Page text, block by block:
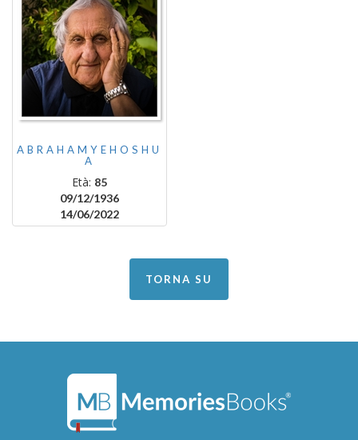
ABRAHAMYEHOSHU
A
Età: 85
09/12/1936
14/06/2022
TORNA SU